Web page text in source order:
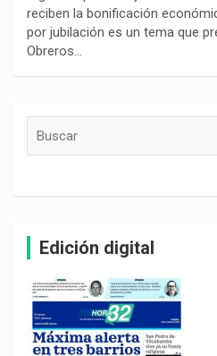
reciben la bonificación
por jubilación es un tema que
Obreros…
Edición digital